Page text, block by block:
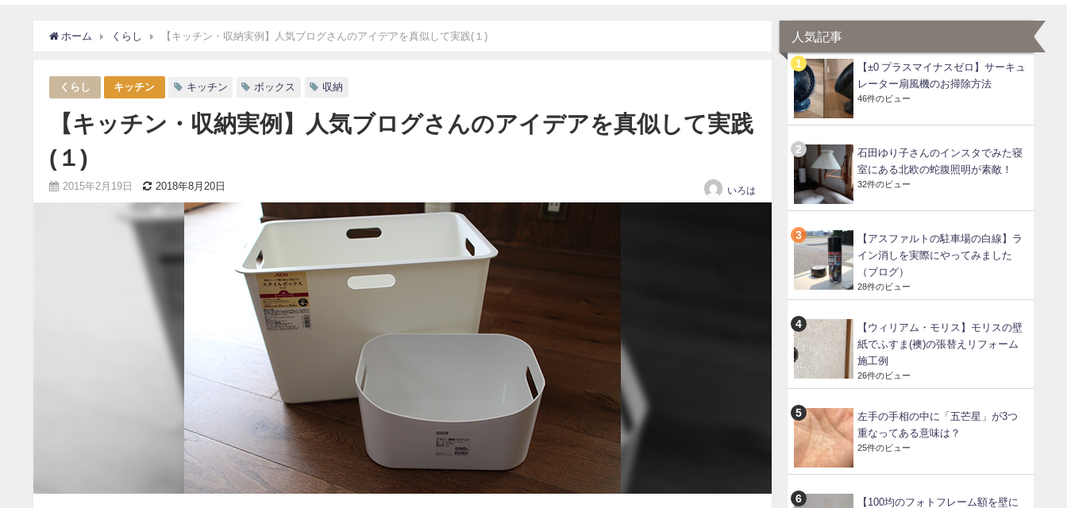
ホーム くらし 【キッチン・収納実例】人気ブログさんのアイデアを真似して実践(１)
くらし キッチン キッチン ボックス 収納
【キッチン・収納実例】人気ブログさんのアイデアを真似して実践
(１)
2015年2月19日 2018年8月20日 いろは
人気記事
【±0 プラスマイナスゼロ】サーキュ
レーター扇風機のお掃除方法
46件のビュー
石田ゆり子さんのインスタでみた寝
室にある北欧の蛇腹照明が素敵！
32件のビュー
【アスファルトの駐車場の白線】ラ
イン消しを実際にやってみました
（ブログ）
28件のビュー
【ウィリアム・モリス】モリスの壁
紙でふすま(襖)の張替えリフォーム
施工例
26件のビュー
左手の手相の中に「五芒星」が3つ
重なってある意味は？
25件のビュー
【100均のフォトフレーム額を壁に